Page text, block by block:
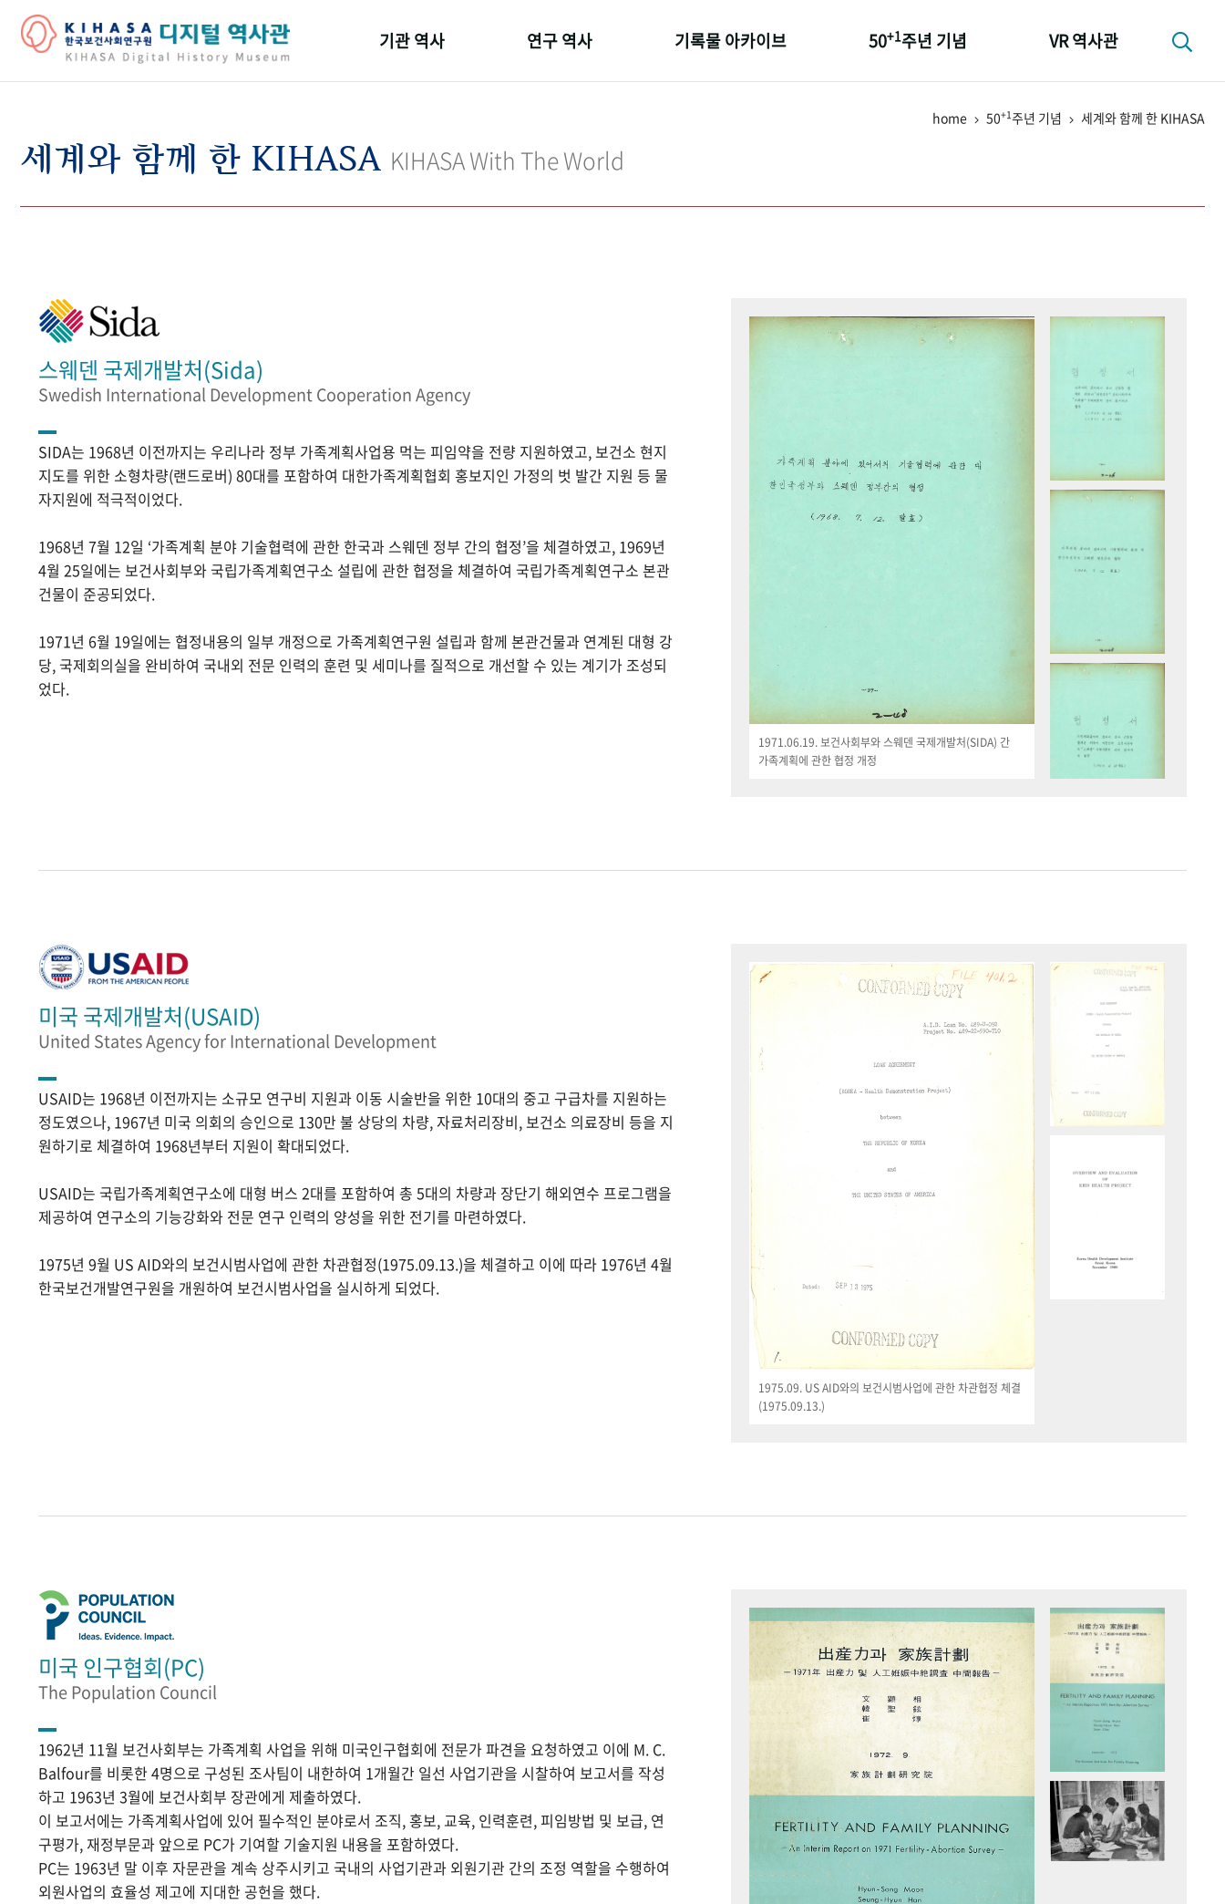
기관 역사 연구 역사
키워드로 보는 연구 역사
기록물 아카이브 50+1주년 기념
성과 50선
VR 역사관
home 50+1주년 기념 세계와 함께 한 KIHASA
세계와 함께 한 KIHASA KIHASA With The World
스웨덴 국제개발처(Sida)
Swedish International Development Cooperation Agency
SIDA는 1968년 이전까지는 우리나라 정부 가족계획사업용 먹는 피임약을 전량 지원하였고, 보건소 현지
지도를 위한 소형차량(랜드로버) 80대를 포함하여 대한가족계획협회 홍보지인 가정의 벗 발간 지원 등 물
자지원에 적극적이었다.
1968년 7월 12일 ‘가족계획 분야 기술협력에 관한 한국과 스웨덴 정부 간의 협정’을 체결하였고, 1969년
4월 25일에는 보건사회부와 국립가족계획연구소 설립에 관한 협정을 체결하여 국립가족계획연구소 본관
건물이 준공되었다.
1971년 6월 19일에는 협정내용의 일부 개정으로 가족계획연구원 설립과 함께 본관건물과 연계된 대형 강
당, 국제회의실을 완비하여 국내외 전문 인력의 훈련 및 세미나를 질적으로 개선할 수 있는 계기가 조성되
었다.
1971.06.19. 보건사회부와 스웨덴 국제개발처(SIDA) 간
가족계획에 관한 협정 개정
미국 국제개발처(USAID)
United States Agency for International Development
USAID는 1968년 이전까지는 소규모 연구비 지원과 이동 시술반을 위한 10대의 중고 구급차를 지원하는
정도였으나, 1967년 미국 의회의 승인으로 130만 불 상당의 차량, 자료처리장비, 보건소 의료장비 등을 지
원하기로 체결하여 1968년부터 지원이 확대되었다.
USAID는 국립가족계획연구소에 대형 버스 2대를 포함하여 총 5대의 차량과 장단기 해외연수 프로그램을
제공하여 연구소의 기능강화와 전문 연구 인력의 양성을 위한 전기를 마련하였다.
1975년 9월 US AID와의 보건시범사업에 관한 차관협정(1975.09.13.)을 체결하고 이에 따라 1976년 4월
한국보건개발연구원을 개원하여 보건시범사업을 실시하게 되었다.
1975.09. US AID와의 보건시범사업에 관한 차관협정 체결
(1975.09.13.)
미국 인구협회(PC)
The Population Council
1962년 11월 보건사회부는 가족계획 사업을 위해 미국인구협회에 전문가 파견을 요청하였고 이에 M. C.
Balfour를 비롯한 4명으로 구성된 조사팀이 내한하여 1개월간 일선 사업기관을 시찰하여 보고서를 작성
하고 1963년 3월에 보건사회부 장관에게 제출하였다.
이 보고서에는 가족계획사업에 있어 필수적인 분야로서 조직, 홍보, 교육, 인력훈련, 피임방법 및 보급, 연
구평가, 재정부문과 앞으로 PC가 기여할 기술지원 내용을 포함하였다.
PC는 1963년 말 이후 자문관을 계속 상주시키고 국내의 사업기관과 외원기관 간의 조정 역할을 수행하여
외원사업의 효율성 제고에 지대한 공헌을 했다.